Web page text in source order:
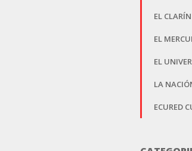
EL
EL
EL
LA
ECURED